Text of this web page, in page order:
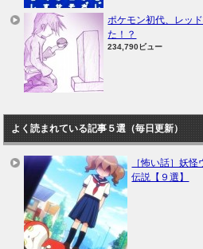
ポケモン初代、レッ
た！？
234,790ビュー
よく読まれている記事５選（毎日更新）
［怖い話］妖
伝説【９選】